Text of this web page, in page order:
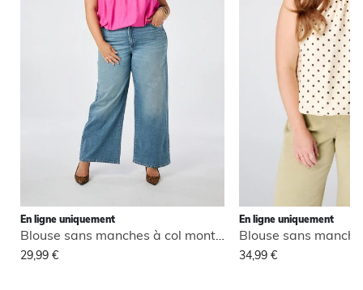
En ligne uniquement
29,99 €
En ligne uniquement
34,99 €